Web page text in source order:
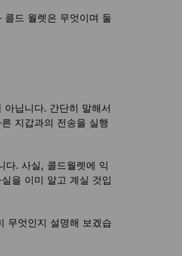
드 월렛은 무엇이며 둘
닙니다. 간단히 말해서
지갑과의 전송을 실행
다. 사실, 콜드월렛에 익
을 이미 알고 계실 것입
무엇인지 설명해 보겠습